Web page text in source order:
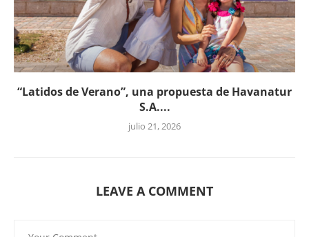
“Latidos de Verano”, una propuesta de Havanatur
S.A....
julio 21, 2026
LEAVE A COMMENT